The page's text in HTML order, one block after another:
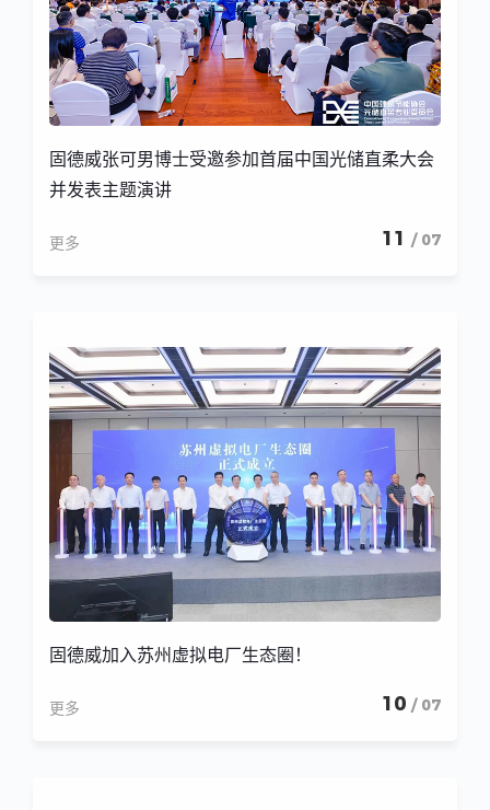
固德威张可男博士受邀参加首届中国光储直柔大会
并发表主题演讲
更多 11 / 07
固德威加入苏州虚拟电厂生态圈！
更多 10 / 07